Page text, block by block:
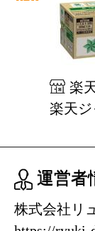
楽
楽天
運営者
株式会社リ